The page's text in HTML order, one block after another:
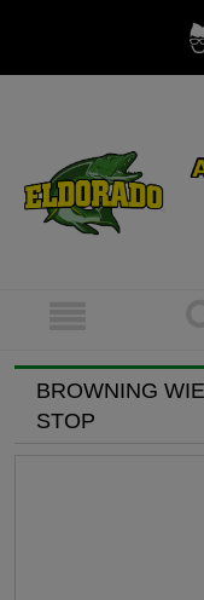
BROWNING
STOP